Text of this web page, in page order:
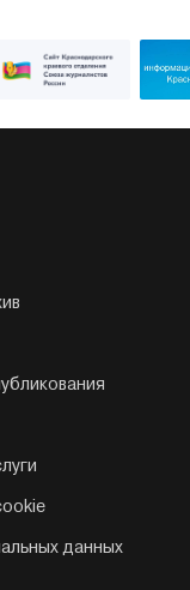
данных